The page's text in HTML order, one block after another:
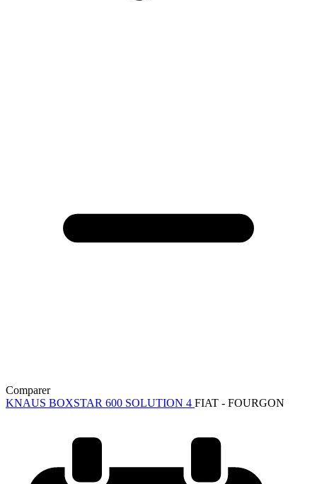
Comparer
KNAUS BOXSTAR 600 SOLUTION 4 FIAT - FOURGON